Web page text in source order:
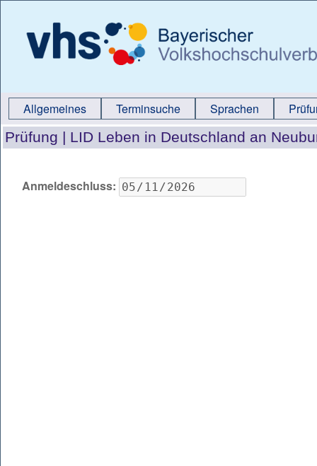
Allgemeines Terminsuche Sprachen
Prüfung | LID Leben in Deutschland an
Anmeldeschluss: